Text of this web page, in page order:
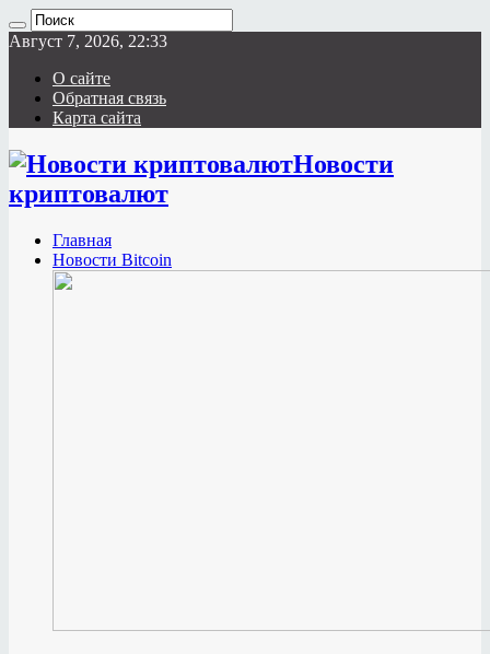
Август 7, 2026, 22:33
О сайте
Обратная связь
Карта сайта
Новости
криптовалют
Главная
Новости Bitcoin